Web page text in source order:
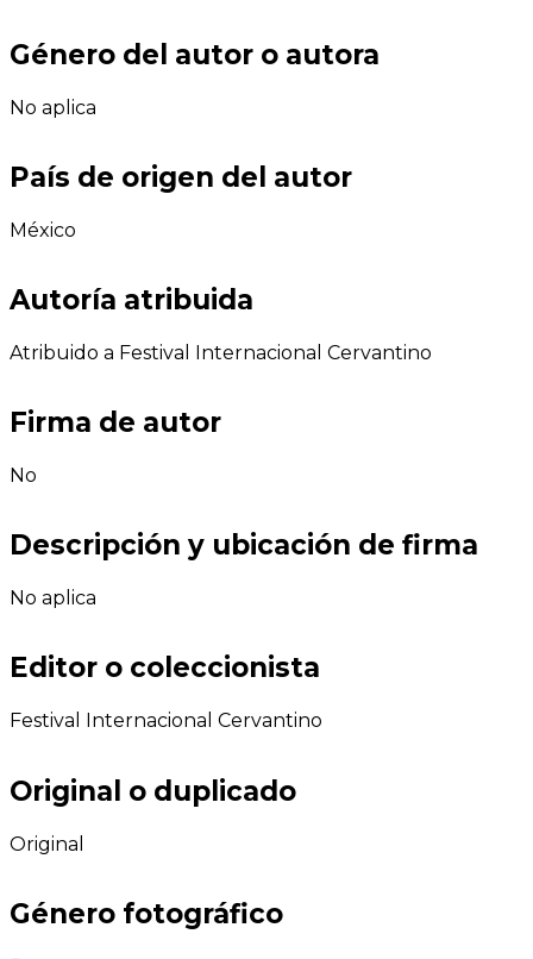
Género del autor o autora
No aplica
País de origen del autor
México
Autoría atribuida
Atribuido a Festival Internacional Cervantino
Firma de autor
No
Descripción y ubicación de firma
No aplica
Editor o coleccionista
Festival Internacional Cervantino
Original o duplicado
Original
Género fotográfico